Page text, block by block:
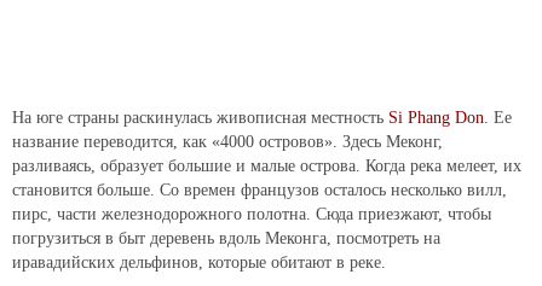
На юге страны раскинулась живописная местность Si Phang Don. Ее
название переводится, как «4000 островов». Здесь Меконг,
разливаясь, образует большие и малые острова. Когда река мелеет, их
становится больше. Со времен французов осталось несколько вилл,
пирс, части железнодорожного полотна. Сюда приезжают, чтобы
погрузиться в быт деревень вдоль Меконга, посмотреть на
иравадийских дельфинов, которые обитают в реке.